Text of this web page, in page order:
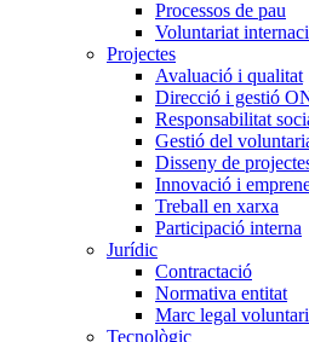
Processos de pau
Voluntariat
Projectes
Avaluació i qualitat
Direcció i gestió
Responsabilitat
Gestió del
Disseny de
Innovació i
Treball en xarxa
Participació interna
Jurídic
Contractació
Normativa entitat
Marc legal
Tecnològic